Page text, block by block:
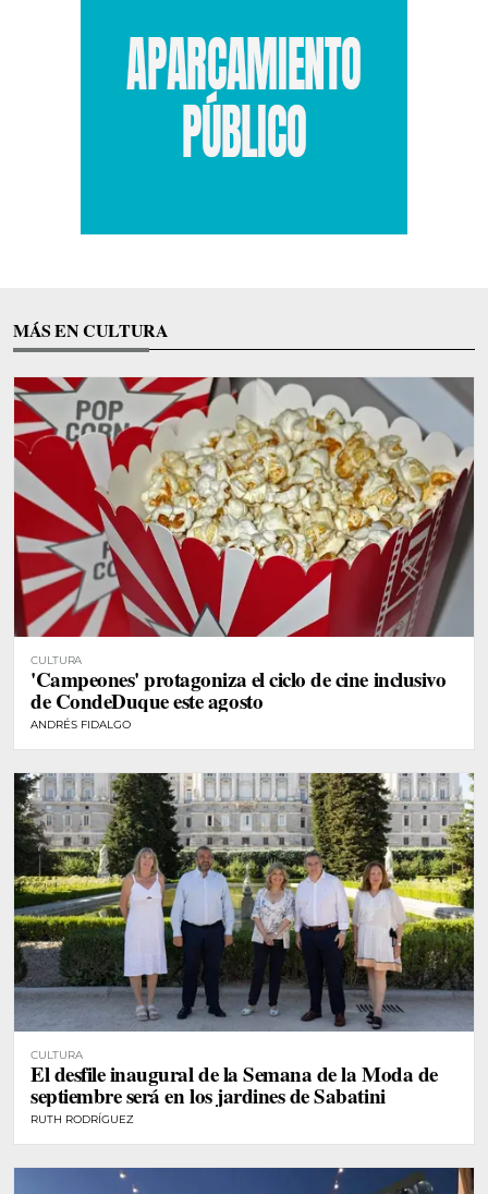
MÁS EN CULTURA
CULTURA
'Campeones' protagoniza el ciclo de cine inclusivo
de CondeDuque este agosto
ANDRÉS FIDALGO
CULTURA
El desfile inaugural de la Semana de la Moda de
septiembre será en los jardines de Sabatini
RUTH RODRÍGUEZ